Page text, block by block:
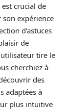
crucial de
expérience
d’astuces
de
tire le
cherchiez à
des
adaptées à
plus intuitive